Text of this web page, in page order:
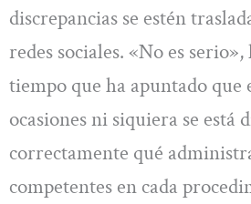
discrepancias se estén
redes sociales. «No es
tiempo que ha apuntado que
ocasiones ni siquiera se está
correctamente qué
competentes en cada